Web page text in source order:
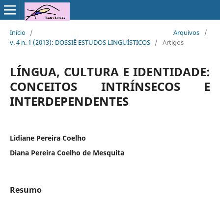
Início / Arquivos
/
v. 4 n. 1 (2013): DOSSIÊ ESTUDOS LINGUÍSTICOS / Artigos
LÍNGUA, CULTURA E IDENTIDADE:
CONCEITOS INTRÍNSECOS E
INTERDEPENDENTES
Lidiane Pereira Coelho
Diana Pereira Coelho de Mesquita
Resumo